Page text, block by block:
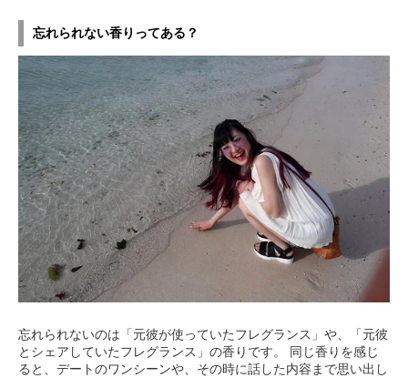
忘れられない香りってある？
忘れられないのは「元彼が使っていたフレグランス」や、「元彼
とシェアしていたフレグランス」の香りです。 同じ香りを感じ
ると、デートのワンシーンや、その時に話した内容まで思い出し